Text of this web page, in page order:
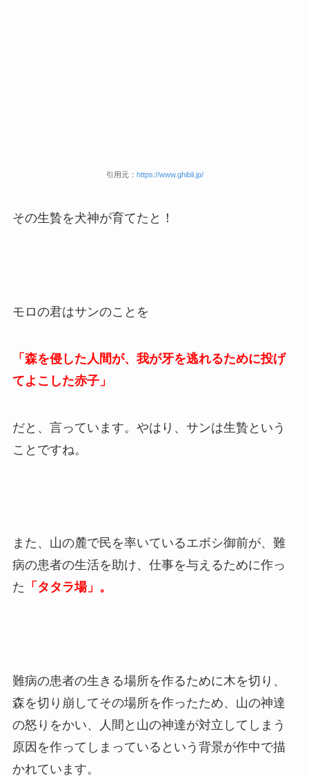
引用元： https://www.ghibli.jp/
その生贄を犬神が育てたと！
モロの君はサンのことを
「森を侵した人間が、我が牙を逃れるために投げ
てよこした赤子」
だと、言っています。やはり、サンは生贄という
ことですね。
また、山の麓で民を率いているエボシ御前が、難
病の患者の生活を助け、仕事を与えるために作っ
た 「タタラ場」。
難病の患者の生きる場所を作るために木を切り、
森を切り崩してその場所を作ったため、山の神達
の怒りをかい、人間と山の神達が対立してしまう
原因を作ってしまっているという背景が作中で描
かれています。